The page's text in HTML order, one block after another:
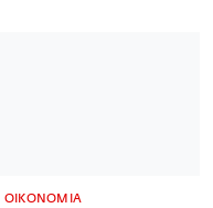
ΟΙΚΟΝΟΜΙΑ